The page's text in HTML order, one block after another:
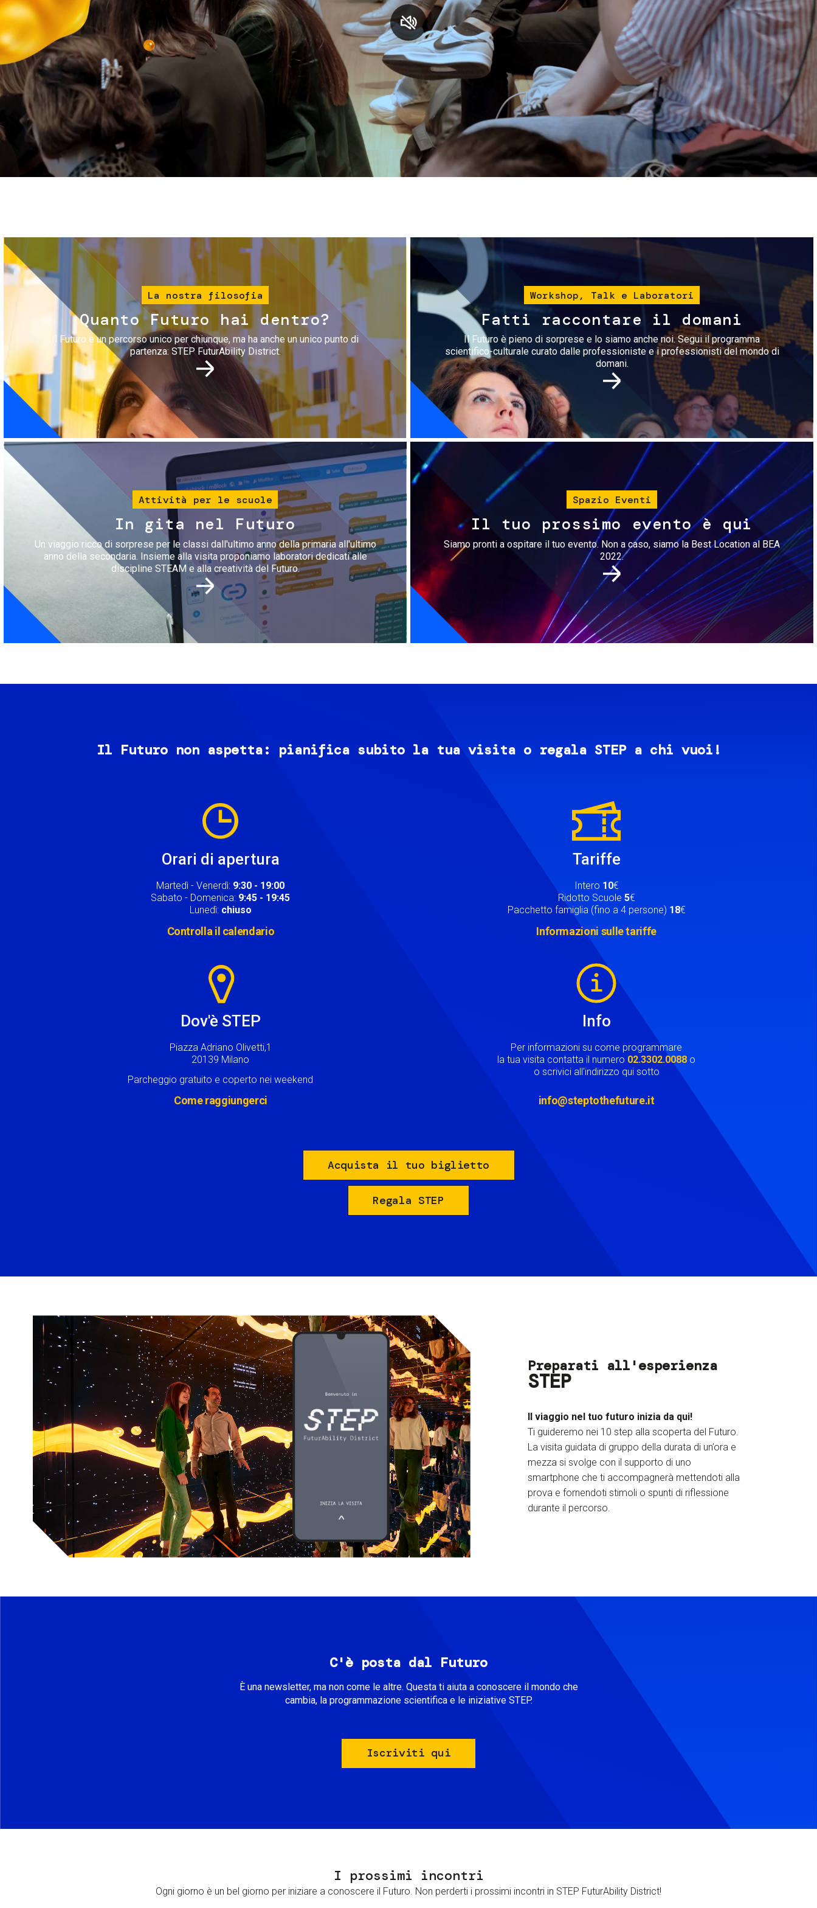
Servizi e accessibilità
Contatti
Biglietti
Immagine
La nostra filosofia
Quanto Futuro hai dentro?
Il Futuro è un percorso unico per chiunque, ma ha anche un unico punto di
partenza: STEP FuturAbility District.
Immagine
Workshop, Talk e Laboratori
Fatti raccontare il domani
Il Futuro è pieno di sorprese e lo siamo anche noi. Segui il programma
scientifico-culturale curato dalle professioniste e i professionisti del mondo di
domani.
Immagine
Attività per le scuole
In gita nel Futuro
Un viaggio ricco di sorprese per le classi dall'ultimo anno della primaria all'ultimo
anno della secondaria. Insieme alla visita proponiamo laboratori dedicati alle
discipline STEAM e alla creatività del Futuro.
Immagine
Spazio Eventi
Il tuo prossimo evento è qui
Siamo pronti a ospitare il tuo evento. Non a caso, siamo la Best Location al BEA
2022.
Il Futuro non aspetta: pianifica subito la tua visita o regala STEP a chi vuoi!
Orari di apertura
Martedì - Venerdì: 9:30 - 19:00
Sabato - Domenica: 9:45 - 19:45
Lunedì: chiuso
Controlla il calendario
Tariffe
Intero 10€
Ridotto Scuole 5€
Pacchetto famiglia (fino a 4 persone) 18€
Informazioni sulle tariffe
Dov'è STEP
Piazza Adriano Olivetti,1
20139 Milano
Parcheggio gratuito e coperto nei weekend
Come raggiungerci
Info
Per informazioni su come programmare
la tua visita contatta il numero 02.3302.0088 o
o scrivici all'indirizzo qui sotto
info@steptothefuture.it
Acquista il tuo biglietto
Regala STEP
Preparati all'esperienza
STEP
Il viaggio nel tuo futuro inizia da qui!
Ti guideremo nei 10 step alla scoperta del Futuro.
La visita guidata di gruppo della durata di un’ora e
mezza si svolge con il supporto di uno
smartphone che ti accompagnerà mettendoti alla
prova e fornendoti stimoli o spunti di riflessione
durante il percorso.
C'è posta dal Futuro
È una newsletter, ma non come le altre. Questa ti aiuta a conoscere il mondo che
cambia, la programmazione scientifica e le iniziative STEP.
Iscriviti qui
I prossimi incontri
Ogni giorno è un bel giorno per iniziare a conoscere il Futuro. Non perderti i prossimi incontri in STEP FuturAbility District!